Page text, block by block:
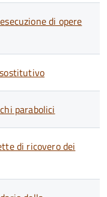
di opere
parabolici
di ricovero dei